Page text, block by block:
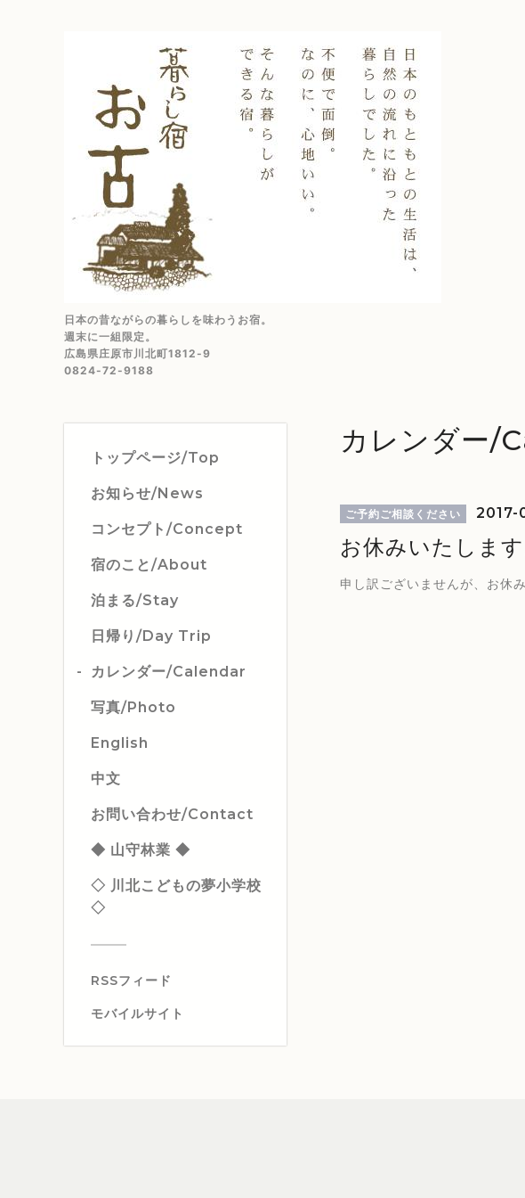
日本の昔ながらの暮らしを味わうお宿。
週末に一組限定。
広島県庄原市川北町1812-9
0824-72-9188
トップページ/Top
お知らせ/News
コンセプト/Concept
宿のこと/About
泊まる/Stay
日帰り/Day Trip
カレンダー/Calendar
写真/Photo
English
中文
お問い合わせ/Contact
◆ 山守林業 ◆
◇ 川北こどもの夢小学校
◇
RSSフィード
モバイルサイト
カレンダー/
ご予約ご相談ください 2017-
お休みいたします
申し訳ございませんが、お休